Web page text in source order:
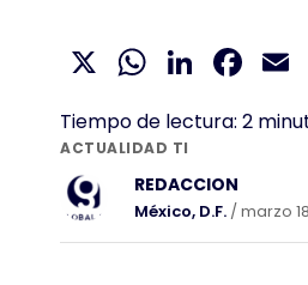
X
Tiempo de lectura: 2
ACTUALIDAD TI
REDACCION
México, D.F. / marzo